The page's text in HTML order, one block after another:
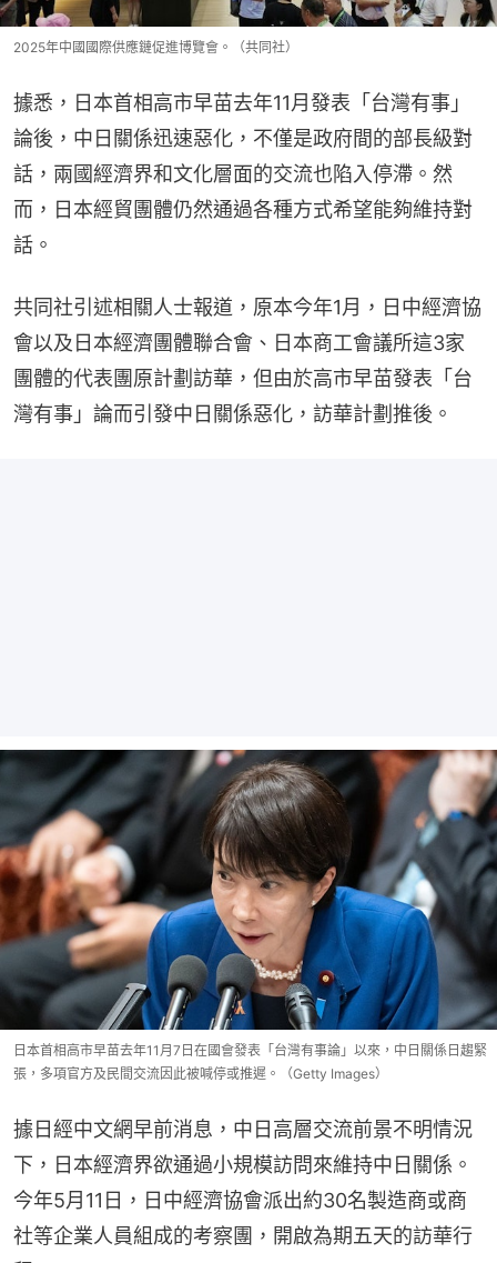
2025年中國國際供應鏈促進博覽會。（共同社）
據悉，日本首相高市早苗去年11月發表「台灣有事」
論後，中日關係迅速惡化，不僅是政府間的部長級對
話，兩國經濟界和文化層面的交流也陷入停滯。然
而，日本經貿團體仍然通過各種方式希望能夠維持對
話。
共同社引述相關人士報道，原本今年1月，日中經濟協
會以及日本經濟團體聯合會、日本商工會議所這3家
團體的代表團原計劃訪華，但由於高市早苗發表「台
灣有事」論而引發中日關係惡化，訪華計劃推後。
日本首相高市早苗去年11月7日在國會發表「台灣有事論」以來，中日關係日趨緊
張，多項官方及民間交流因此被喊停或推遲。（Getty Images）
據日經中文網早前消息，中日高層交流前景不明情況
下，日本經濟界欲通過小規模訪問來維持中日關係。
今年5月11日，日中經濟協會派出約30名製造商或商
社等企業人員組成的考察團，開啟為期五天的訪華行